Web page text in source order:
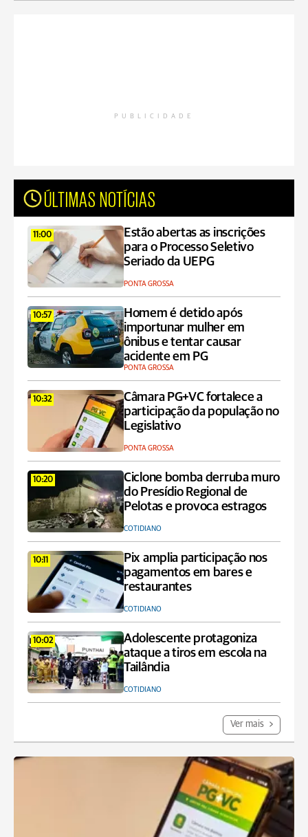
PUBLICIDADE
ÚLTIMAS NOTÍCIAS
11:00
Estão abertas as inscrições
para o Processo Seletivo
Seriado da UEPG
PONTA GROSSA
10:57
Homem é detido após
importunar mulher em
ônibus e tentar causar
acidente em PG
PONTA GROSSA
10:32
Câmara PG+VC fortalece a
participação da população no
Legislativo
PONTA GROSSA
10:20
Ciclone bomba derruba muro
do Presídio Regional de
Pelotas e provoca estragos
COTIDIANO
10:11
Pix amplia participação nos
pagamentos em bares e
restaurantes
COTIDIANO
10:02
Adolescente protagoniza
ataque a tiros em escola na
Tailândia
COTIDIANO
Ver mais